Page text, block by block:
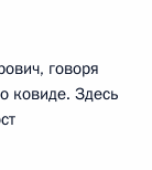
говоря
ковиде. Здесь